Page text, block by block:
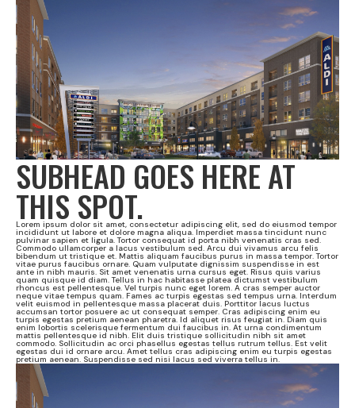
SUBHEAD GOES HERE AT
THIS SPOT.
Lorem ipsum dolor sit amet, consectetur adipiscing elit, sed do eiusmod tempor
incididunt ut labore et dolore magna aliqua. Imperdiet massa tincidunt nunc
pulvinar sapien et ligula. Tortor consequat id porta nibh venenatis cras sed.
Commodo ullamcorper a lacus vestibulum sed. Arcu dui vivamus arcu felis
bibendum ut tristique et. Mattis aliquam faucibus purus in massa tempor. Tortor
vitae purus faucibus ornare. Quam vulputate dignissim suspendisse in est
ante in nibh mauris. Sit amet venenatis urna cursus eget. Risus quis varius
quam quisque id diam. Tellus in hac habitasse platea dictumst vestibulum
rhoncus est pellentesque. Vel turpis nunc eget lorem. A cras semper auctor
neque vitae tempus quam. Fames ac turpis egestas sed tempus urna. Interdum
velit euismod in pellentesque massa placerat duis. Porttitor lacus luctus
accumsan tortor posuere ac ut consequat semper. Cras adipiscing enim eu
turpis egestas pretium aenean pharetra. Id aliquet risus feugiat in. Diam quis
enim lobortis scelerisque fermentum dui faucibus in. At urna condimentum
mattis pellentesque id nibh. Elit duis tristique sollicitudin nibh sit amet
commodo. Sollicitudin ac orci phasellus egestas tellus rutrum tellus. Est velit
egestas dui id ornare arcu. Amet tellus cras adipiscing enim eu turpis egestas
pretium aenean. Suspendisse sed nisi lacus sed viverra tellus in.